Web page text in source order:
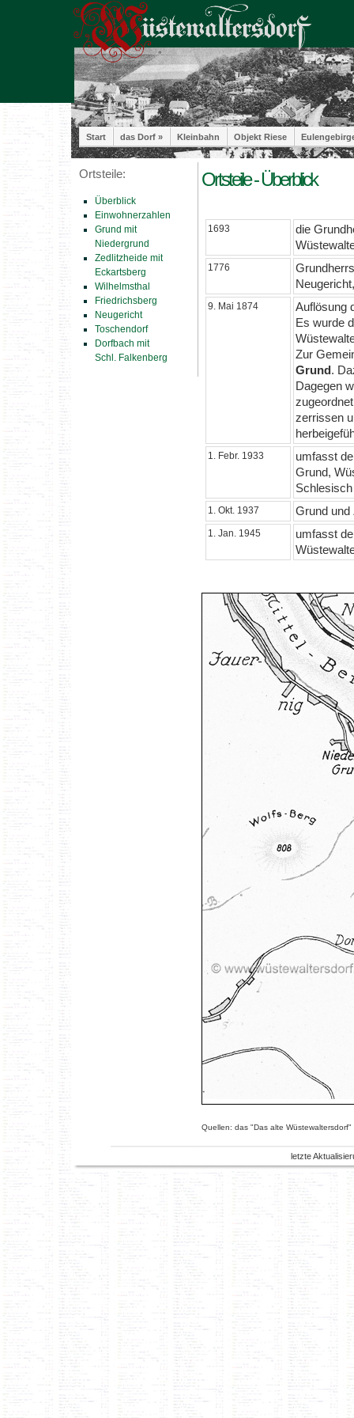
Start das Dorf » Kleinbahn Objekt Riese
Ortsteile:
Überblick
Einwohnerzahlen
Grund mit
Niedergrund
Zedlitzheide mit
Eckartsberg
Wilhelmsthal
Friedrichsberg
Neugericht
Toschendorf
Dorfbach mit
Schl. Falkenberg
Ortsteile - Überblick
1693
die
1776
9. Mai 1874
Auflösung
Es wurde
Zur
Grund.
Dagegen
zerrissen
1. Febr. 1933
umfasst
Grund,
1. Okt. 1937 Grund und
1. Jan. 1945
umfasst
Quellen: das "Das alte
letzte